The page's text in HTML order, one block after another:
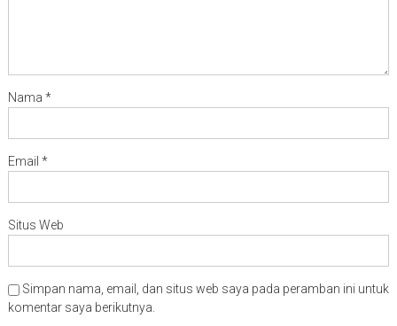
Nama *
Email *
Situs Web
Simpan nama, email, dan situs web saya pada peramban ini untuk
komentar saya berikutnya.